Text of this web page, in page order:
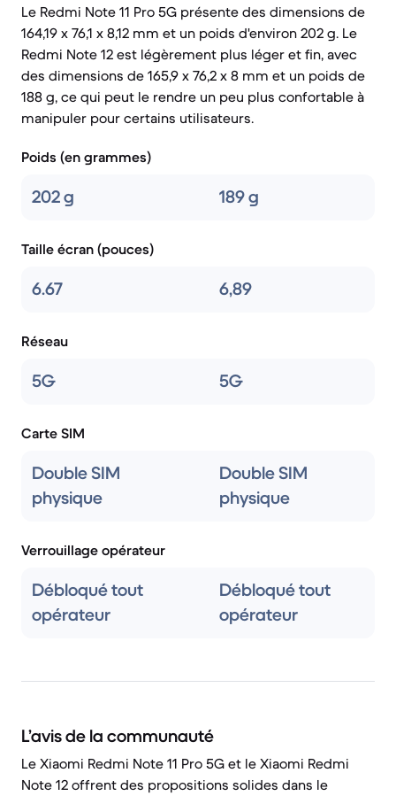
Le Redmi Note 11 Pro 5G présente des dimensions de
164,19 x 76,1 x 8,12 mm et un poids d'environ 202 g. Le
Redmi Note 12 est légèrement plus léger et fin, avec
des dimensions de 165,9 x 76,2 x 8 mm et un poids de
188 g, ce qui peut le rendre un peu plus confortable à
manipuler pour certains utilisateurs.
Poids (en grammes)
202 g 189 g
Taille écran (pouces)
6.67 6,89
Réseau
5G 5G
Carte SIM
Double SIM
physique
Double SIM
physique
Verrouillage opérateur
Débloqué tout
opérateur
Débloqué tout
opérateur
L’avis de la communauté
Le Xiaomi Redmi Note 11 Pro 5G et le Xiaomi Redmi
Note 12 offrent des propositions solides dans le